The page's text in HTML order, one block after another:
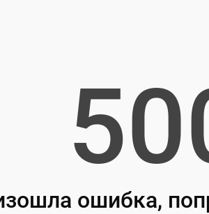
ошибка,